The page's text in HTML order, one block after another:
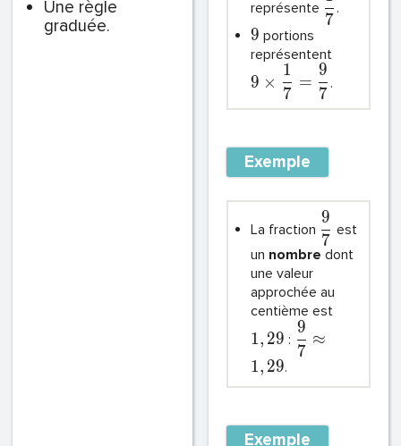
Une règle
graduée.
représente
7
.
9 portions
représentent
9 ×
7
1
=
7
9
.
Exemple
La fraction
7
9
est
un nombre dont
une valeur
approchée au
centième est
1, 29 :
7
9
≈
1, 29.
Exemple